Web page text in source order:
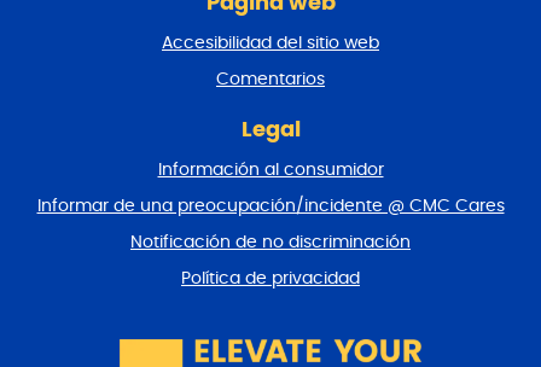
Accesibilidad del sitio web
Comentarios
Legal
Información al consumidor
Informar de una preocupación/incidente @ CMC Cares
Notificación de no discriminación
Política de privacidad